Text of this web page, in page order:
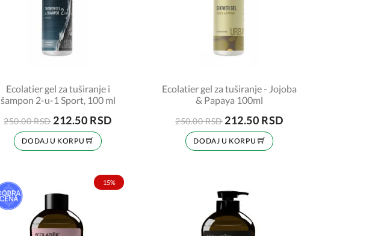
Ecolatier gel za tuširanje i
šampon 2-u-1 Sport, 100 ml
250.00 RSD 212.50 RSD
DODAJ U KORPU
Ecolatier gel za tuširanje - Jojoba
& Papaya 100ml
250.00 RSD 212.50 RSD
DODAJ U KORPU
15%